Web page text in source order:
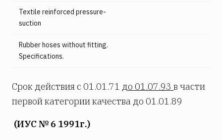
Textile reinforced pressure-
suction
Rubber hoses without fitting.
Specifications.
Срок действия с 01.01.71 до 01.07.93 в части
первой категории качества до 01.01.89
(ИУС № 6 1991г.)